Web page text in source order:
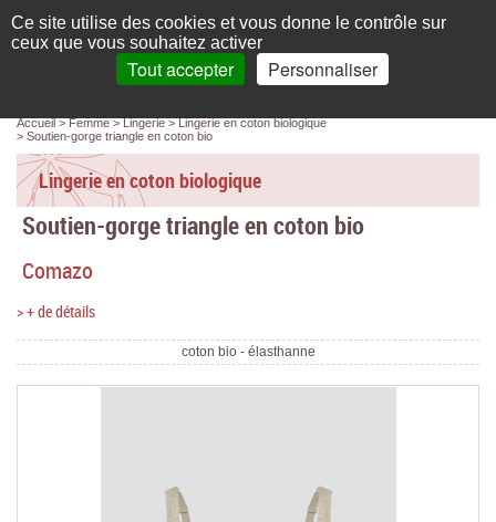
L'élégance au naturel
compte
Français
Recherche
Accueil
Femme
Homme
Bébé & enfant
Chaussettes & collants
Accueil Femme Lingerie
Lingerie en coton biologique
Soutien-gorge triangle en coton bio
Lingerie en coton biologique
Soutien-gorge triangle en coton bio
Comazo
> + de détails
coton bio - élasthanne
Panneau de gestion des cookies
Ce site utilise des cookies et vous donne le contrôle sur
ceux que vous souhaitez activer
Tout accepter Personnaliser